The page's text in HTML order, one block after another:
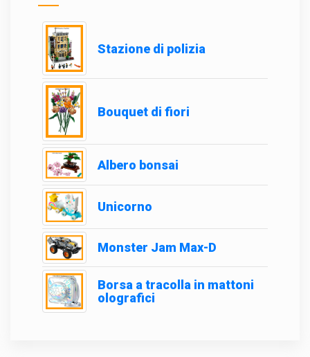
Stazione di polizia
Bouquet di fiori
Albero bonsai
Unicorno
Monster Jam Max-D
Borsa a tracolla in mattoni
olografici